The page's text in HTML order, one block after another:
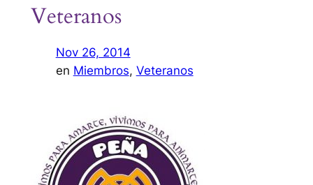
Veteranos
Nov 26, 2014
en Miembros, Veteranos